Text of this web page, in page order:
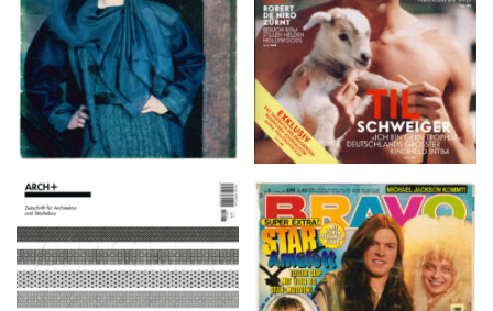
ARCH+ Nr. 226, Herbst
2016
BRAVO – Nr. 8, 13. Febr.
1997